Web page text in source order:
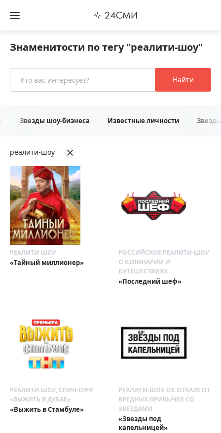
Знаменитости по тегу "реалити-шоу"
Найти
Звезды шоу-бизнеса Известные личности
реалити-шоу
РЕАЛИТИ-ШОУ
«Тайный миллионер»
РОССИЙСКОЕ РЕАЛИТИ-ШОУ
О КУЛИНАРИИ И
ПУТЕШЕСТВИЯХ
«Последний шеф»
РЕАЛИТИ-ШОУ, СПИН-ОФФ
«ВЫЖИТЬ В ДУБАЕ»
«Выжить в Стамбуле»
РЕАЛИТИ-ШОУ ОБ ОТКАЗЕ ОТ
ВРЕДНЫХ ПРИВЫЧЕК СО
ЗВЕЗДАМИ
«Звезды под
капельницей»